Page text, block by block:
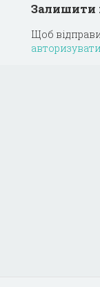
Залишити
Щоб